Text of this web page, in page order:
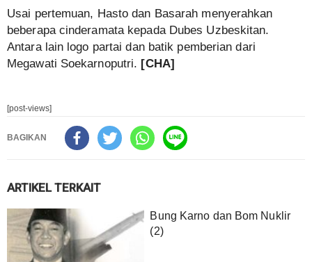
Usai pertemuan, Hasto dan Basarah menyerahkan
beberapa cinderamata kepada Dubes Uzbeskitan.
Antara lain logo partai dan batik pemberian dari
Megawati Soekarnoputri. [CHA]
[post-views]
BAGIKAN
ARTIKEL TERKAIT
Bung Karno dan Bom Nuklir
(2)